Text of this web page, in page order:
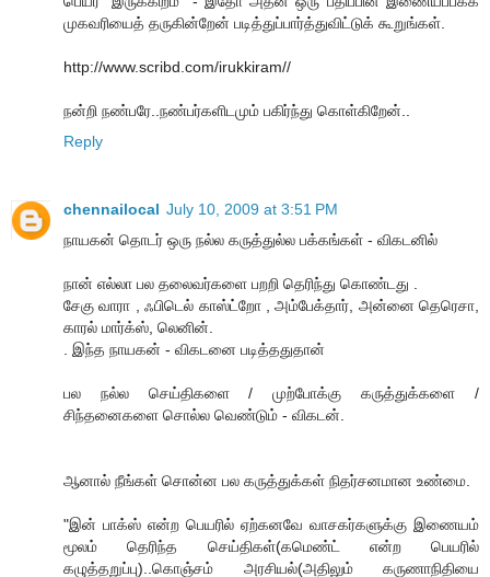
முகவரியைத் தருகின்றேன் படித்துப்பார்த்துவிட்டுக் கூறுங்கள்.
http://www.scribd.com/irukkiram//
நன்றி நண்பரே..நண்பர்களிடமும் பகிர்ந்து கொள்கிறேன்..
Reply
chennailocal July 10, 2009 at 3:51 PM
நாயகன் தொடர் ஒரு நல்ல கருத்துல்ல பக்கங்கள் - விகடனில்
நான் எல்லா பல தலைவர்களை பறறி தெரிந்து கொண்டது .
சேகு வாரா , ஃபிடெல் காஸ்ட்றோ , அம்பேக்தார், அன்னை தெரெசா,
காரல் மார்க்ஸ், லெனின்.
. இந்த நாயகன் - விகடனை படித்ததுதான்
பல நல்ல செய்திகளை / முற்போக்கு கருத்துக்களை /
சிந்தனைகளை சொல்ல வெண்டும் - விகடன்.
ஆனால் நீங்கள் சொன்ன பல கருத்துக்கள் நிதர்சனமான உண்மை.
"இன் பாக்ஸ் என்ற பெயரில் ஏற்கனவே வாசகர்களுக்கு இணையம்
மூலம் தெரிந்த செய்திகள்(கமெண்ட் என்ற பெயரில்
கழுத்தறுப்பு)..கொஞ்சம் அரசியல்(அதிலும் கருணாநிதியை